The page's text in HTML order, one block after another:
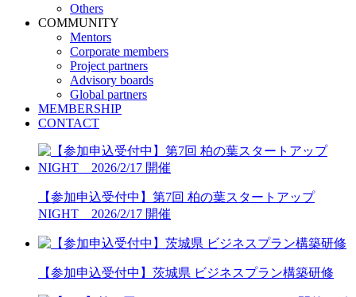
Others
COMMUNITY
Mentors
Corporate members
Project partners
Advisory boards
Global partners
MEMBERSHIP
CONTACT
【参加申込受付中】第7回 柏の葉スタートアップ
NIGHT 2026/2/17 開催
【参加申込受付中】茨城県 ビジネスプラン構築研修